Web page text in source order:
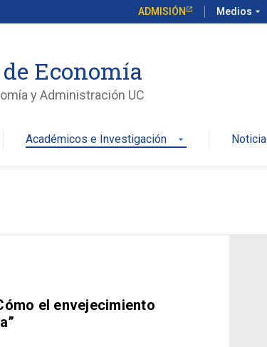
ADMISIÓN Medios arrow_drop_down
Economía
y Administración UC
Académicos e Investigación arrow_drop_down
el envejecimiento